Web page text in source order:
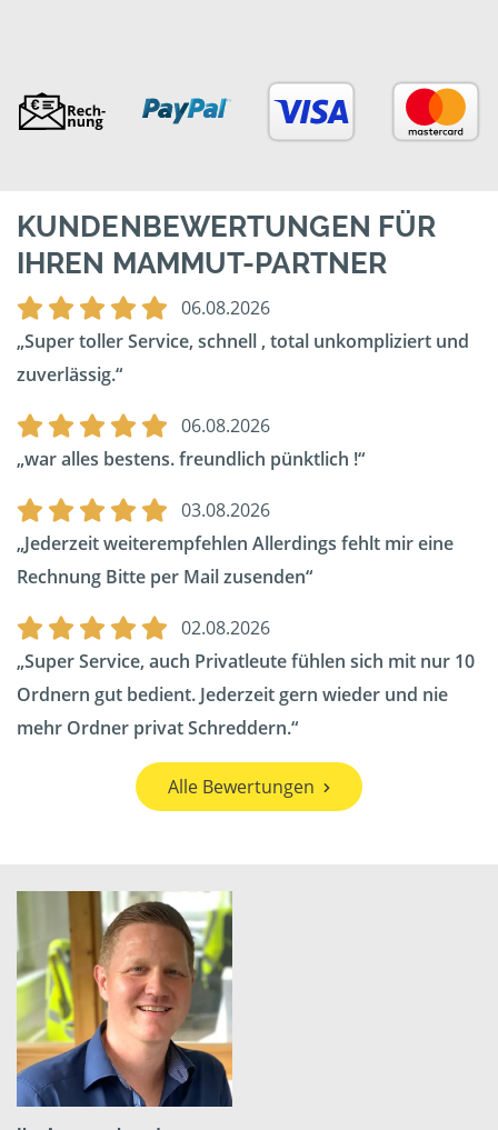
KUNDENBEWERTUNGEN FÜR
IHREN MAMMUT-PARTNER
06.08.2026
Super toller Service, schnell , total unkompliziert und
zuverlässig.
06.08.2026
war alles bestens. freundlich pünktlich !
03.08.2026
Jederzeit weiterempfehlen Allerdings fehlt mir eine
Rechnung Bitte per Mail zusenden
02.08.2026
Super Service, auch Privatleute fühlen sich mit nur 10
Ordnern gut bedient. Jederzeit gern wieder und nie
mehr Ordner privat Schreddern.
Alle Bewertungen